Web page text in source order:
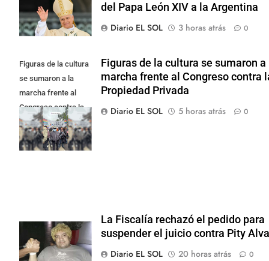
del Papa León XIV a la Argentina
Diario EL SOL
3 horas atrás 0
Figuras de la cultura
se sumaron a la
marcha frente al
Congreso contra la
Ley de Propiedad
Privada
Figuras de la cultura se sumaron a
marcha frente al Congreso contra
Propiedad Privada
Diario EL SOL
5 horas atrás 0
La Fiscalía rechazó el pedido para
suspender el juicio contra Pity
Diario EL SOL
20 horas atrás 0